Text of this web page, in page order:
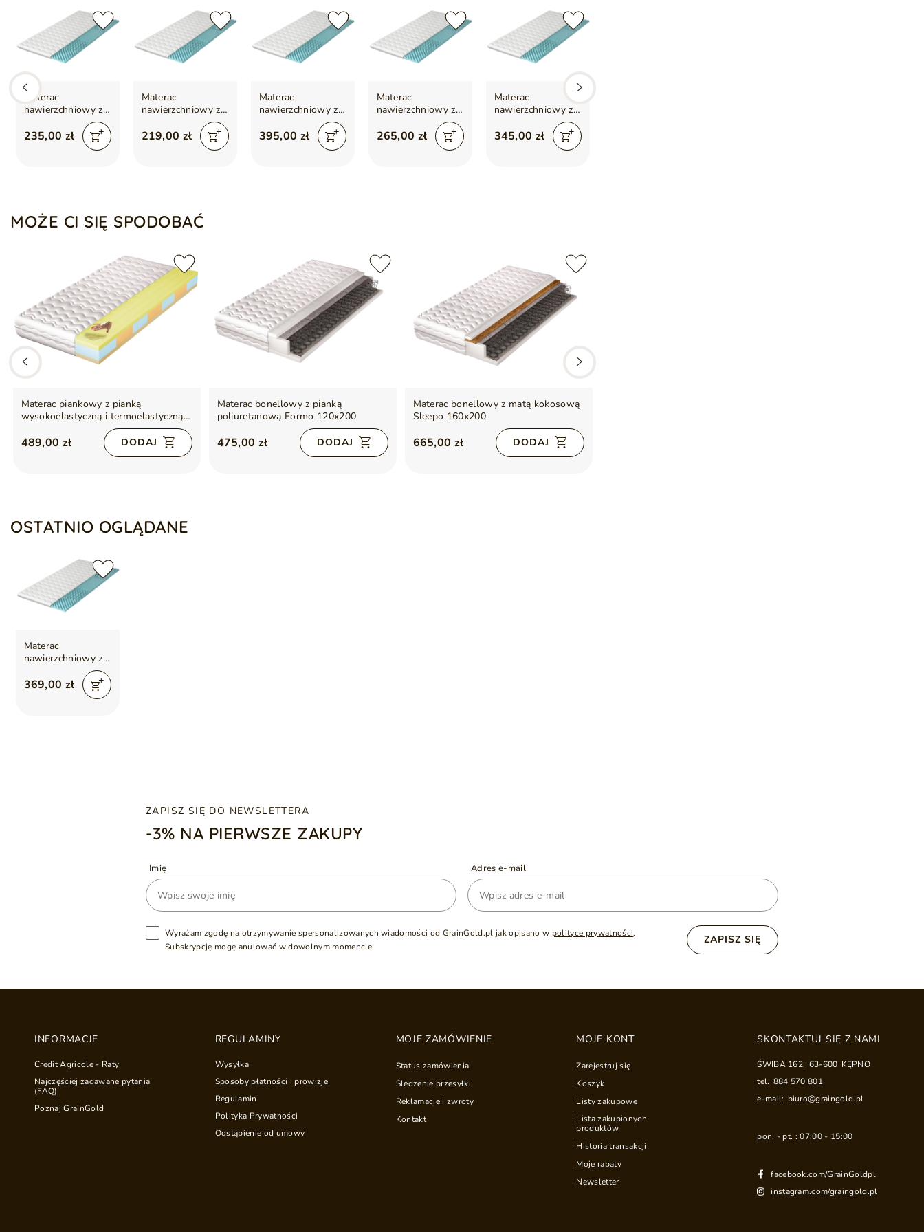
Materac
nawierzchniowy z
pianką profilowaną
Lusso 80x200
235,00 zł
Materac
nawierzchniowy z
pianką profilowaną
Lusso 70x200
219,00 zł
Materac
nawierzchniowy z
pianką profilowaną
Lusso 180x200
395,00 zł
Materac
nawierzchniowy z
pianką profilowaną
Lusso 100x200
265,00 zł
Materac
nawierzchniowy z
pianką profilowaną
Lusso 140x200
345,00 zł
MOŻE CI SIĘ SPODOBAĆ
Materac piankowy z pianką
wysokoelastyczną i termoelastyczną
489,00 zł DODAJ
Materac bonellowy z pianką
poliuretanową Formo 120x200
475,00 zł DODAJ
Materac bonellowy z matą kokosową
Sleepo 160x200
665,00 zł DODAJ
OSTATNIO OGLĄDANE
Materac
nawierzchniowy z
pianką profilowaną
Lusso 160x200
369,00 zł
ZAPISZ SIĘ DO NEWSLETTERA
-3% NA PIERWSZE ZAKUPY
Imię Adres e-mail
Wyrażam zgodę na otrzymywanie spersonalizowanych wiadomości od GrainGold.pl jak opisano w polityce prywatności.
Subskrypcję mogę anulować w dowolnym momencie.
ZAPISZ SIĘ
INFORMACJE
Credit Agricole - Raty
Najczęściej zadawane pytania
(FAQ)
Poznaj GrainGold
REGULAMINY
Wysyłka
Sposoby płatności i prowizje
Regulamin
Polityka Prywatności
Odstąpienie od umowy
MOJE ZAMÓWIENIE
Status zamówienia
Śledzenie przesyłki
Reklamacje i zwroty
Kontakt
MOJE KONT
Zarejestruj się
Koszyk
Listy zakupowe
Lista zakupionych
produktów
Historia transakcji
Moje rabaty
Newsletter
SKONTAKTUJ SIĘ Z NAMI
ŚWIBA 162, 63-600 KĘPNO
tel. 884 570 801
e-mail: biuro@graingold.pl
pon. - pt. : 07:00 - 15:00
facebook.com/GrainGoldpl
instagram.com/graingold.pl